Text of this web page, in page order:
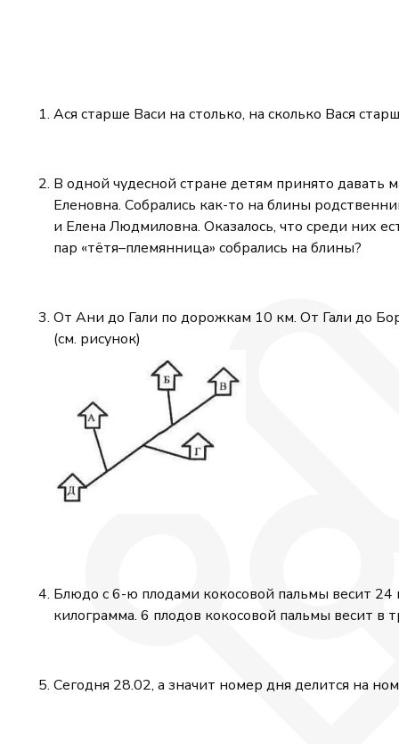
Ася старше Васи на столько, на сколько Вася
В одной чудесной стране детям принято
Еленовна. Собрались как-то на блины
и Елена Людмиловна. Оказалось, что среди них
пар «тётя–племянница» собрались на блины?
От Ани до Гали по дорожкам 10 км. От Гали до
(см. рисунок)
Блюдо с 6-ю плодами кокосовой пальмы весит
килограмма. 6 плодов кокосовой пальмы весит в
Сегодня 28.02, а значит номер дня делится на